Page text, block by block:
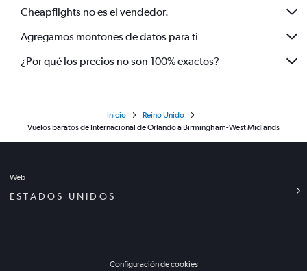
Cheapflights no es el vendedor.
Agregamos montones de datos para ti
¿Por qué los precios no son 100% exactos?
Inicio
Reino Unido
Vuelos baratos de Internacional de Orlando a Birmingham-West Midlands
Web
ESTADOS UNIDOS
Configuración de cookies